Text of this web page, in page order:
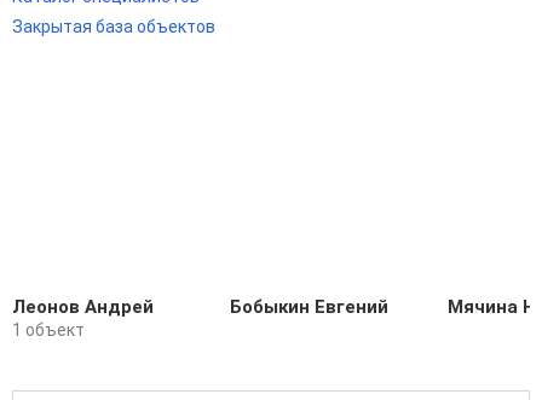
Закрытая база объектов
Леонов Андрей
1 объект
Бобыкин Евгений Мячина